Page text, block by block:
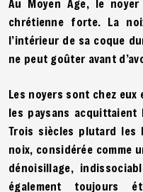
Au Moyen Age, le
chrétienne forte. La
l’intérieur de sa coque
ne peut goûter avant
Les noyers sont chez eux
les paysans
Trois siècles plutard les
noix, considérée comme
dénoisillage,
également toujours